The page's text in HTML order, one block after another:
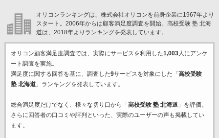
オリコンランキングは、株式会社オリコンを前身企業に1967年より
スタート。2006年からは顧客満足度調査を開始。高校受験 塾 北海
道は、2018年よりランキングを発表しています。
オリコン顧客満足度調査では、実際にサービスを利用した1,003人にアンケ
ート調査を実施。
満足度に関する回答を基に、調査した9サービスを対象にした「 高校受験
塾 北海道」ランキングを発表しています。
総合満足度だけでなく、様々な切り口から「 高校受験 塾 北海道」を評価。
さらに回答者の口コミや評判といった、実際のユーザーの声も掲載してい
ます。